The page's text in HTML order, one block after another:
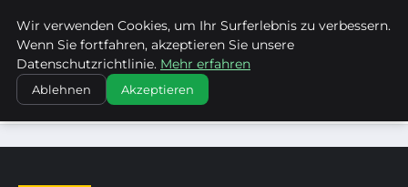
LIEBRECHTS PORTFOLIO
STARTSEITE GENERAL
Wir verwenden Cookies, um Ihr Surferlebnis zu verbessern.
Wenn Sie fortfahren, akzeptieren Sie unsere
Datenschutzrichtlinie. Mehr erfahren
Ablehnen Akzeptieren